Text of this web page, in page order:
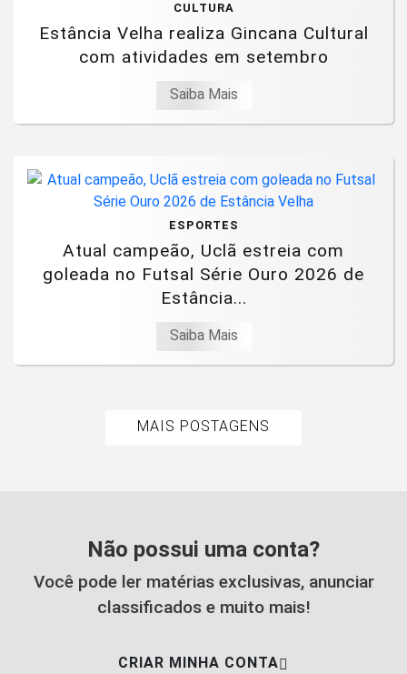
CULTURA
Estância Velha realiza Gincana Cultural
com atividades em setembro
Saiba Mais
ESPORTES
Atual campeão, Uclã estreia com
goleada no Futsal Série Ouro 2026 de
Estância...
Saiba Mais
MAIS POSTAGENS
Não possui uma conta?
Você pode ler matérias exclusivas, anunciar
classificados e muito mais!
CRIAR MINHA CONTA